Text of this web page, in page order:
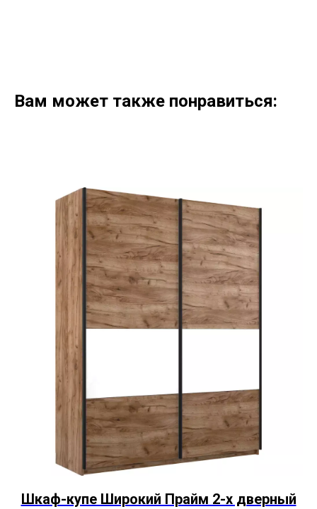
Вам может также понравиться:
Шкаф-купе Широкий Прайм 2-х дверный